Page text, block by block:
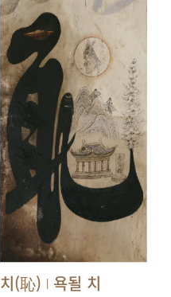
치(恥) | 욕될 치